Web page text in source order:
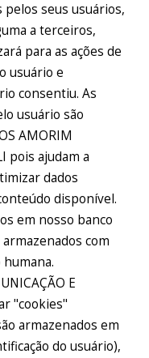
seus usuários,
a terceiros,
para as ações de
usuário e
consentiu. As
usuário são
AMORIM
pois ajudam a
dados
disponível.
em nosso banco
com
E
"cookies"
armazenados em
do usuário),